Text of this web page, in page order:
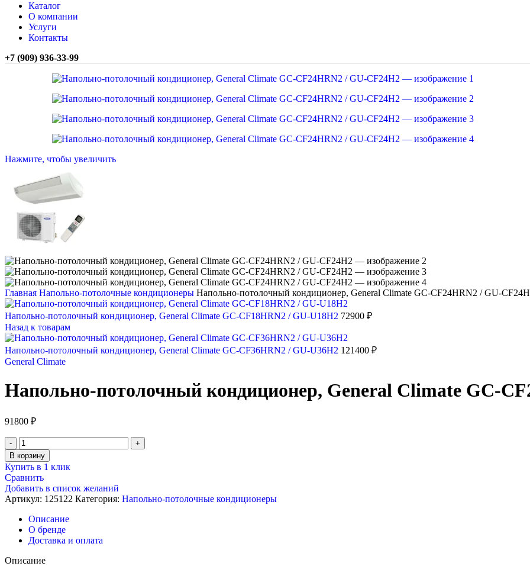
Каталог
О компании
Услуги
Контакты
+7 (909) 936-33-99
Нажмите, чтобы увеличить
Главная Напольно-потолочные кондиционеры Напольно-потолочный кондиционер, General Climate GC-CF24HRN2 / GU-
Напольно-потолочный кондиционер, General Climate GC-CF18HRN2 / GU-U18H2 72900 ₽
Назад к товарам
Напольно-потолочный кондиционер, General Climate GC-CF36HRN2 / GU-U36H2 121400 ₽
General Climate
Напольно-потолочный кондиционер, General Climate GC-
91800 ₽
Количество
товара
Напольно-
потолочный
кондиционер,
General
Climate
GC-
CF24HRN2
/
GU-
CF24H2
В корзину
Купить в 1 клик
Сравнить
Добавить в список желаний
Артикул: 125122 Категория: Напольно-потолочные кондиционеры
Описание
О бренде
Доставка и оплата
Описание